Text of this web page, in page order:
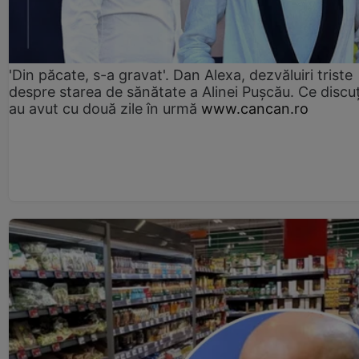
'Din păcate, s-a gravat'. Dan Alexa, dezvăluiri triste
despre starea de sănătate a Alinei Pușcău. Ce
au avut cu două zile în urmă www.cancan.ro